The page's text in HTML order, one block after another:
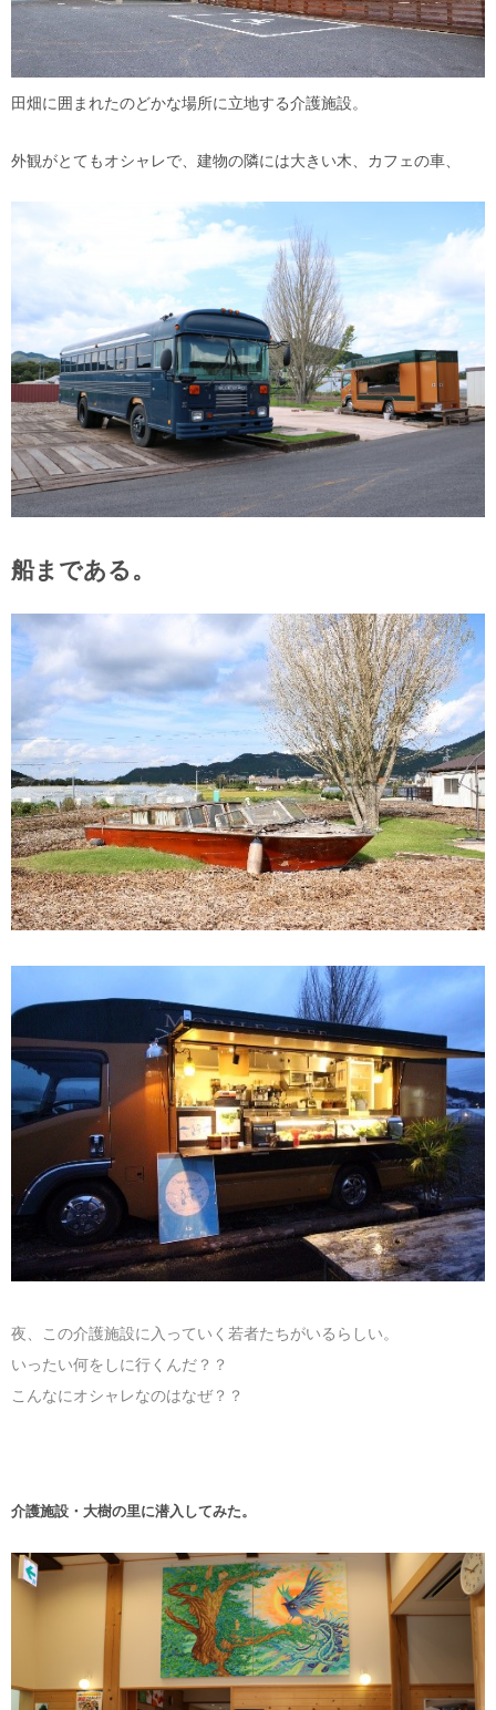
田畑に囲まれたのどかな場所に立地する介護施設。
外観がとてもオシャレで、建物の隣には大きい木、カフェの車、
船まである。
夜、この介護施設に入っていく若者たちがいるらしい。
いったい何をしに行くんだ？？
こんなにオシャレなのはなぜ？？
介護施設・大樹の里に潜入してみた。